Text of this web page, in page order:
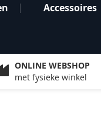
Accessoires
ONLINE WEBSHOP
met fysieke winkel